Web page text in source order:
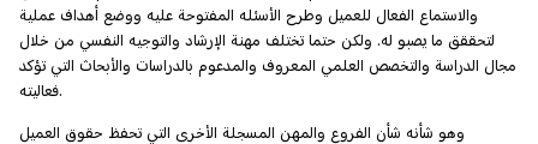
والاستماع الفعال للعميل وطرح الأسئله المفتوحة عليه ووضع أهداف عملية
لتحققق ما يصبو له. ولكن حتما تختلف مهنة الإرشاد والتوجيه النفسي من خلال
مجال الدراسة والتخصص العلمي المعروف والمدعوم بالدراسات والأبحاث التي تؤكد
فعاليته.
وهو شأنه شأن الفروع والمهن المسجلة الأخرى التي تحفظ حقوق العميل